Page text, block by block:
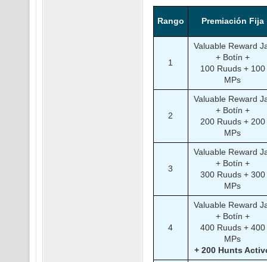
Rango Premiación Fija
1
Valuable Reward
+ Botín +
100 Ruuds + 100
MPs
2
Valuable Reward
+ Botín +
200 Ruuds + 200
MPs
3
Valuable Reward
+ Botín +
300 Ruuds + 300
MPs
4
Valuable Reward
+ Botín +
400 Ruuds + 400
MPs
+ 200 Hunts